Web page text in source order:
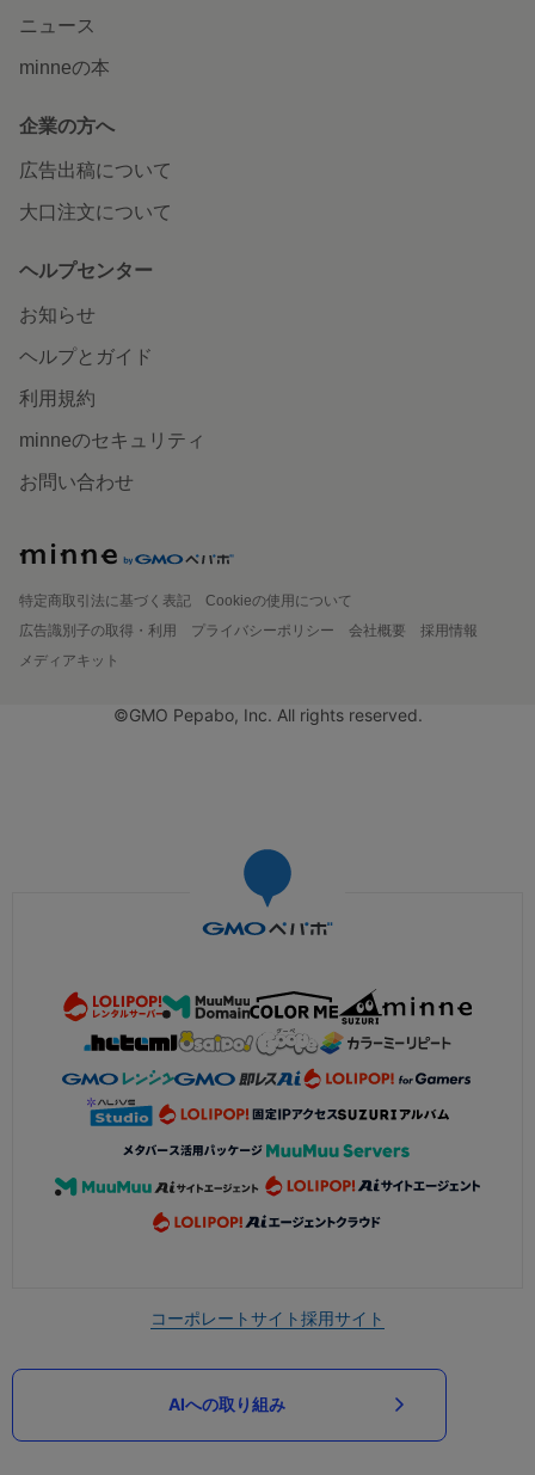
ニュース
minneの本
企業の方へ
広告出稿について
大口注文について
ヘルプセンター
お知らせ
ヘルプとガイド
利用規約
minneのセキュリティ
お問い合わせ
特定商取引法に基づく表記
Cookieの使用について
広告識別子の取得・利用
プライバシーポリシー 会社概要
採用情報
メディアキット
©GMO Pepabo, Inc. All rights reserved.
コーポレートサイト採用サイト
AIへの取り組み